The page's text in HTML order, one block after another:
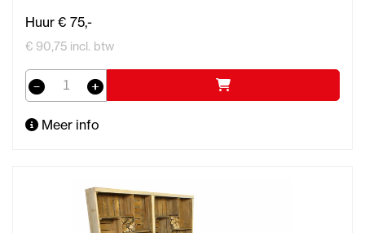
Huur € 75,-
€ 90,75 incl. btw
Meer info